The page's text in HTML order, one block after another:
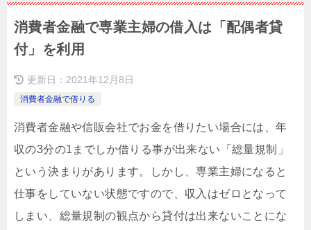
消費者金融で専業主婦の借入は「配偶者貸
付」を利用
更新日： 2021年12月8日
消費者金融で借りる
消費者金融や信販会社でお金を借りたい場合には、年
収の3分の1までしか借りる事が出来ない「総量規制」
という決まりがあります。しかし、専業主婦になると
仕事をしていない状態ですので、収入はゼロとなって
しまい、総量規制の観点から貸付は出来ないことにな